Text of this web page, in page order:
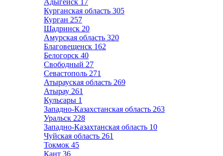
Адыгейск 17
Курганская область 305
Курган 257
Шадринск 20
Амурская область 320
Благовещенск 162
Белогорск 40
Свободный 27
Севастополь 271
Атырауская область 269
Атырау 261
Кульсары 1
Западно-Казахстанская область 263
Уральск 228
Западно-Казахтанская область 10
Чуйская область 261
Токмок 45
Кант 36